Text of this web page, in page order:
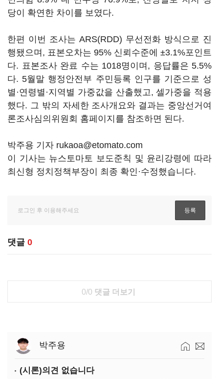
당이 확연한 차이를 보였다.
한편 이번 조사는 ARS(RDD) 무선전화 방식으로 진
행됐으며, 표본오차는 95% 신뢰수준에 ±3.1%포인트
다. 표본조사 완료 수는 1018명이며, 응답률은 5.5%
다. 5월말 행정안전부 주민등록 인구를 기준으로 성
별·연령별·지역별 가중값을 산출했고, 셀가중을 적용
했다. 그 밖의 자세한 조사개요와 결과는 중앙선거여
론조사심의위원회 홈페이지를 참조하면 된다.
박주용 기자 rukaoa@etomato.com
이 기사는 뉴스토마토 보도준칙 및 윤리강령에 따라
최신형 정치정책부장이 최종 확인·수정했습니다.
댓글 0
0/0 댓글 더보기
박주용
(시론)의견 없습니다